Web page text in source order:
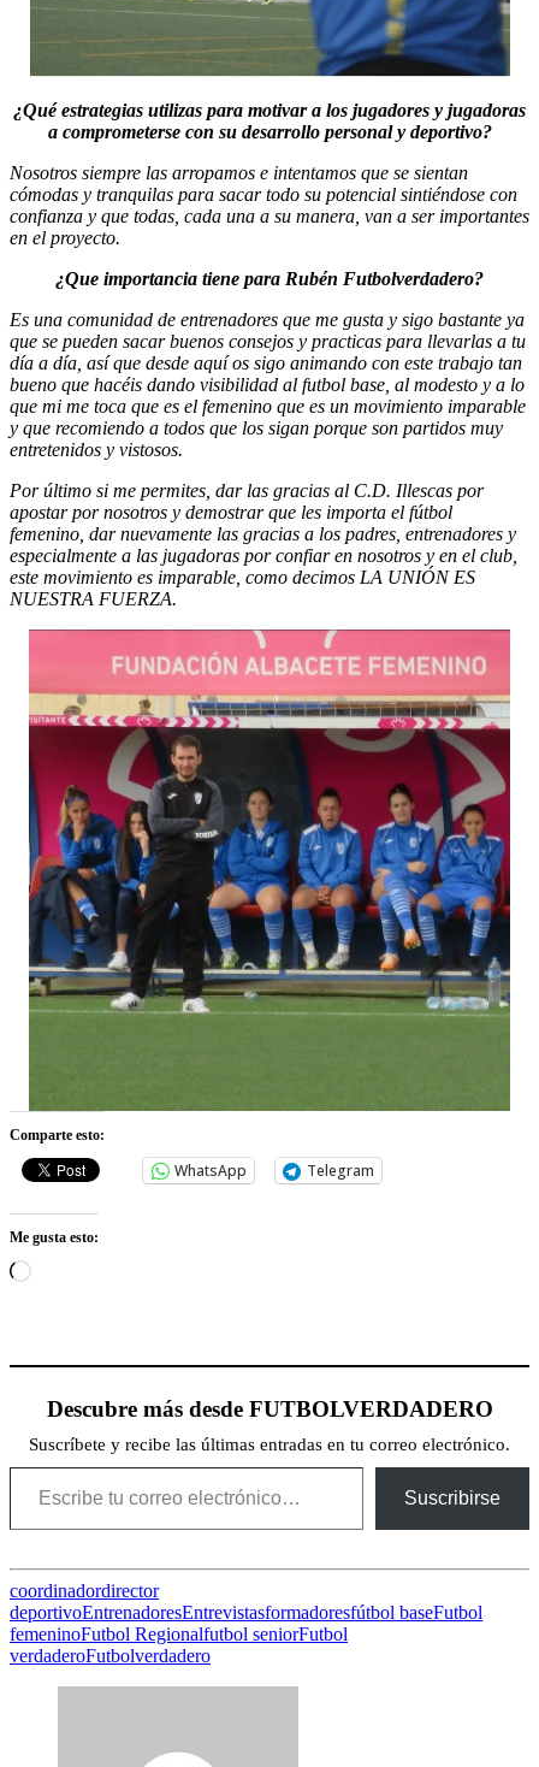
¿Qué estrategias utilizas para motivar a los jugadores y jugadoras
a comprometerse con su desarrollo personal y deportivo?
Nosotros siempre las arropamos e intentamos que se sientan
cómodas y tranquilas para sacar todo su potencial sintiéndose con
confianza y que todas, cada una a su manera, van a ser importantes
en el proyecto.
¿Que importancia tiene para Rubén Futbolverdadero?
Es una comunidad de entrenadores que me gusta y sigo bastante ya
que se pueden sacar buenos consejos y practicas para llevarlas a tu
día a día, así que desde aquí os sigo animando con este trabajo tan
bueno que hacéis dando visibilidad al futbol base, al modesto y a lo
que mi me toca que es el femenino que es un movimiento imparable
y que recomiendo a todos que los sigan porque son partidos muy
entretenidos y vistosos.
Por último si me permites, dar las gracias al C.D. Illescas por
apostar por nosotros y demostrar que les importa el fútbol
femenino, dar nuevamente las gracias a los padres, entrenadores y
especialmente a las jugadoras por confiar en nosotros y en el club,
este movimiento es imparable, como decimos LA UNIÓN ES
NUESTRA FUERZA.
Comparte esto:
WhatsApp Telegram
Me gusta esto:
Cargando...
Descubre más desde FUTBOLVERDADERO
Suscríbete y recibe las últimas entradas en tu correo electrónico.
Escribe tu correo electrónico…
Suscribirse
coordinadordirector
deportivoEntrenadoresEntrevistasformadoresfútbol baseFutbol
femeninoFutbol Regionalfutbol seniorFutbol
verdaderoFutbolverdadero